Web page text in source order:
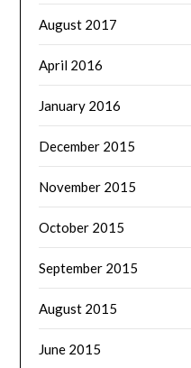
August 2017
April 2016
January 2016
December 2015
November 2015
October 2015
September 2015
August 2015
June 2015